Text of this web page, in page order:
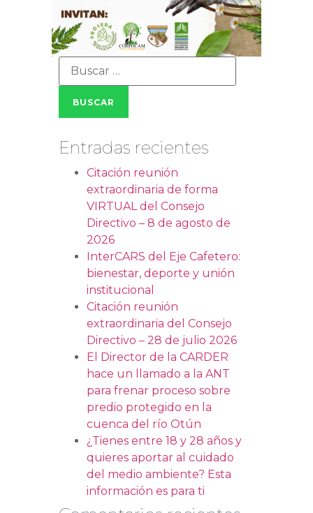
Entradas recientes
Citación reunión
extraordinaria de forma
VIRTUAL del Consejo
Directivo – 8 de agosto de
2026
InterCARS del Eje Cafetero:
bienestar, deporte y unión
institucional
Citación reunión
extraordinaria del Consejo
Directivo – 28 de julio 2026
El Director de la CARDER
hace un llamado a la ANT
para frenar proceso sobre
predio protegido en la
cuenca del río Otún
¿Tienes entre 18 y 28 años y
quieres aportar al cuidado
del medio ambiente? Esta
información es para ti